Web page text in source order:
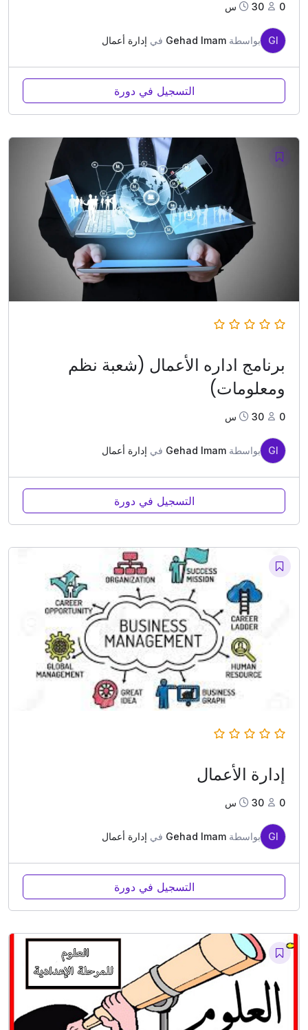
0 30س
GI بواسطة Gehad Imam في إدارة أعمال
التسجيل في دورة
برنامج اداره الأعمال (شعبة نظم
ومعلومات)
0 30س
GI بواسطة Gehad Imam في إدارة أعمال
التسجيل في دورة
إدارة الأعمال
0 30س
GI بواسطة Gehad Imam في إدارة أعمال
التسجيل في دورة